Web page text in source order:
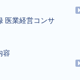
医業経営コンサ
容